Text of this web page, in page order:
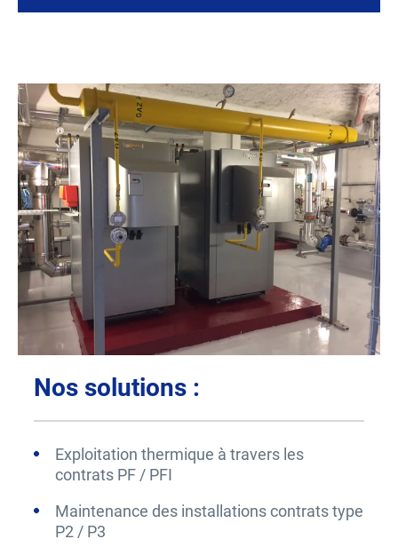
Nos solutions :
Exploitation thermique à travers les
contrats PF / PFI
Maintenance des installations contrats type
P2 / P3